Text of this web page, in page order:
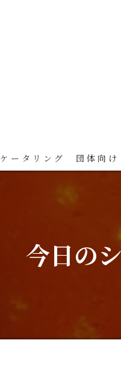
ケータリング 団体向け
今日の